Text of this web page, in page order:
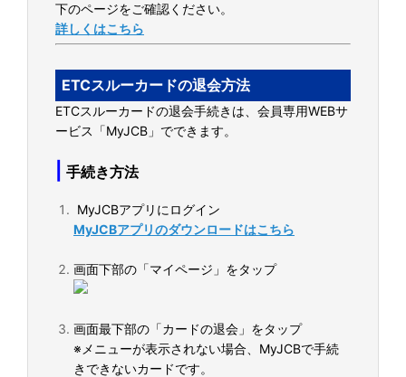
下のページをご確認ください。
詳しくはこちら
ETCスルーカードの退会方法
ETCスルーカードの退会手続きは、会員専用WEBサ
ービス「MyJCB」でできます。
手続き方法
MyJCBアプリにログイン
MyJCBアプリのダウンロードはこちら
画面下部の「マイページ」をタップ
画面最下部の「カードの退会」をタップ
※メニューが表示されない場合、MyJCBで手続
きできないカードです。